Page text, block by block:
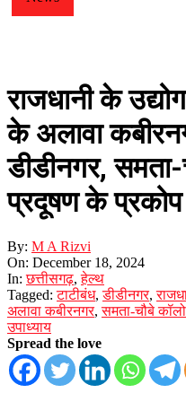
राजधानी के
के अलावा
डीडीनगर, समता-
प्रदूषण के प्रकोप
By: M A Rizvi
On: December 18, 2024
In: छत्तीसगढ़,हेल्थ
Tagged: टाटीबंध,डीडीनगर,
अलावा कबीरनगर,समता-चौबे
उपाध्याय
Spread the love